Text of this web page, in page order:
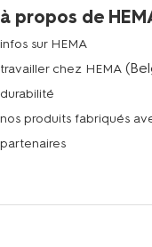
à propos de
infos sur HEMA
travailler chez HEMA
durabilité
nos produits fabriqués
partenaires